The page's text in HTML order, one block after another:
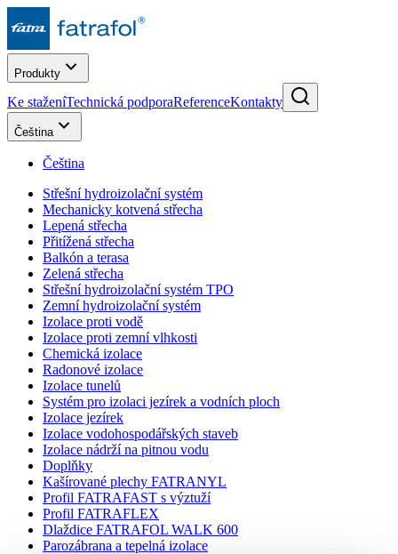
Produkty
Ke staženíTechnická podporaReferenceKontakty
Čeština
Čeština
Střešní hydroizolační systém
Mechanicky kotvená střecha
Lepená střecha
Přitížená střecha
Balkón a terasa
Zelená střecha
Střešní hydroizolační systém TPO
Zemní hydroizolační systém
Izolace proti vodě
Izolace proti zemní vlhkosti
Chemická izolace
Radonové izolace
Izolace tunelů
Systém pro izolaci jezírek a vodních ploch
Izolace jezírek
Izolace vodohospodářských staveb
Izolace nádrží na pitnou vodu
Doplňky
Kašírované plechy FATRANYL
Profil FATRAFAST s výztuží
Profil FATRAFLEX
Dlaždice FATRAFOL WALK 600
Parozábrana a tepelná izolace